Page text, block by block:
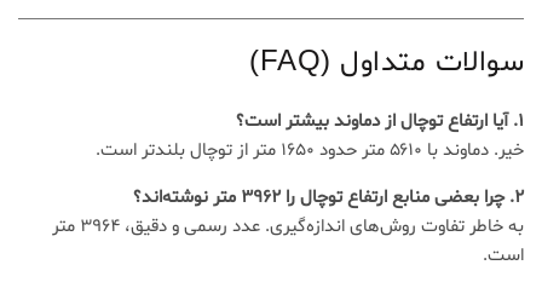
سوالات متداول (FAQ)
۱. آیا ارتفاع توچال از دماوند بیشتر است؟
خیر. دماوند با ۵۶۱۰ متر حدود ۱۶۵۰ متر از توچال بلندتر است.
۲. چرا بعضی منابع ارتفاع توچال را ۳۹۶۲ متر نوشته‌اند؟
به خاطر تفاوت روش‌های اندازه‌گیری. عدد رسمی و دقیق، ۳۹۶۴ متر
است.